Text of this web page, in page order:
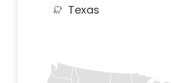
Texas